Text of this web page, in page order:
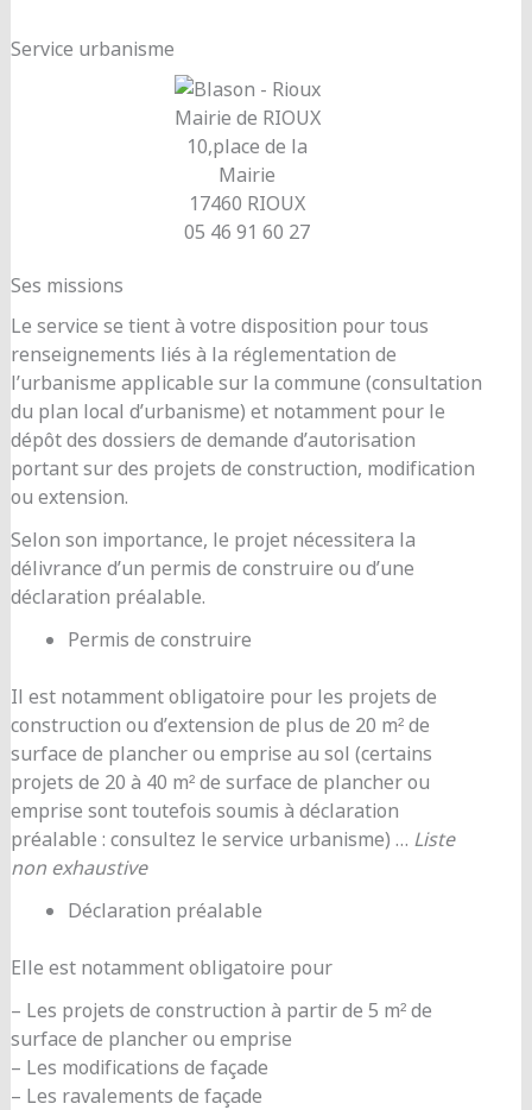
Service urbanisme
Mairie de RIOUX
10,place de la
Mairie
17460 RIOUX
05 46 91 60 27
Ses missions
Le service se tient à votre disposition pour tous
renseignements liés à la réglementation de
l’urbanisme applicable sur la commune (consultation
du plan local d’urbanisme) et notamment pour le
dépôt des dossiers de demande d’autorisation
portant sur des projets de construction, modification
ou extension.
Selon son importance, le projet nécessitera la
délivrance d’un permis de construire ou d’une
déclaration préalable.
Permis de construire
Il est notamment obligatoire pour les projets de
construction ou d’extension de plus de 20 m² de
surface de plancher ou emprise au sol (certains
projets de 20 à 40 m² de surface de plancher ou
emprise sont toutefois soumis à déclaration
préalable : consultez le service urbanisme) … Liste
non exhaustive
Déclaration préalable
Elle est notamment obligatoire pour
– Les projets de construction à partir de 5 m² de
surface de plancher ou emprise
– Les modifications de façade
– Les ravalements de façade